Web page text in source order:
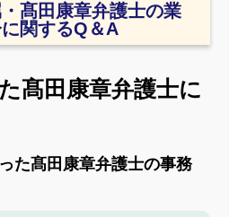
髙田康章弁護士の業
関するQ＆A
髙田康章弁護士に
た髙田康章弁護士の事務